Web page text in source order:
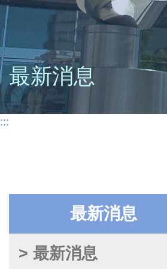
最新消息
:::
最新消息
> 最新消息